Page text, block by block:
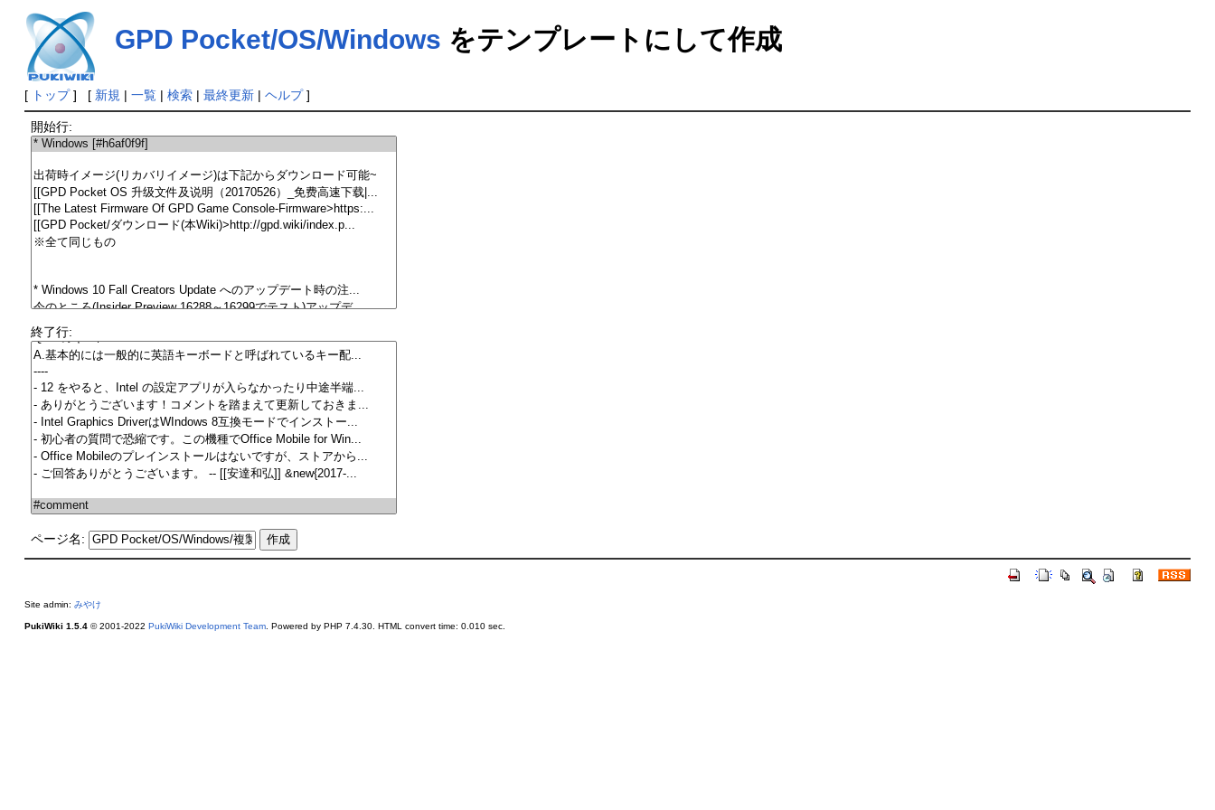
GPD Pocket/OS/Windows をテンプレートにして作成
[ トップ] [ 新規 | 一覧| 検索| 最終更新| ヘルプ]
開始行:
終了行:
ページ名:
Site admin: みやけ
PukiWiki 1.5.4© 2001-2022 PukiWiki Development Team. Powered by PHP 7.4.30. HTML convert time: 0.010 sec.